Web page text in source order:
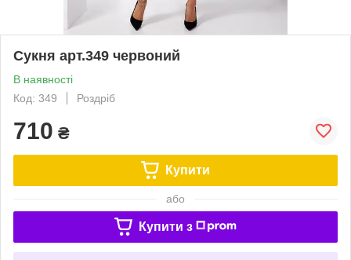
Сукня арт.349 червоний
В наявності
Код: 349
Роздріб
710 ₴
Купити
або
Купити з